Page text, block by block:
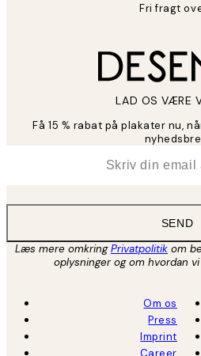
Fri fragt
LAD OS VÆRE
Få 15 % rabat på plakater nu,
SEND
Læs mere omkringPrivatpolitik om
oplysninger og om hvordan
Om os
Press
Imprint
Career